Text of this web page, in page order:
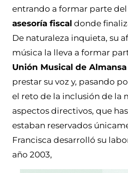
entrando a formar parte
asesoría fiscal donde
De naturaleza inquieta, su
música la lleva a formar
Unión Musical de Almansa
prestar su voz y, pasando
el reto de la inclusión de la
aspectos directivos, que
estaban reservados
Francisca desarrolló su
año 2003,